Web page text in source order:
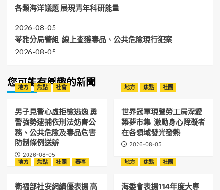
各類海洋議題 展現青年科研能量
2026-08-05
苓雅分局警組 線上查獲毒品、公共危險現行犯案
2026-08-05
您可能有興趣的新聞
地方 焦點 社會
男子見警心虛拒檢逃逸 勇
警強勢逮捕依刑法妨害公
務、公共危險及毒品危害
防制條例送辦
2026-08-05
地方 焦點 社團
世界冠軍現聲勞工局深愛
築夢市集 激勵身心障礙者
在各領域發光發熱
2026-08-05
地方 焦點 社團 賽事
衛福部社安網績優表揚 高
地方 焦點 社團
海委會表揚114年度大專